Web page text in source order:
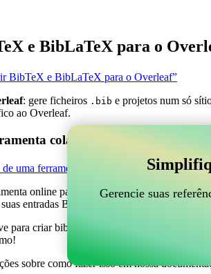
e BibLaTeX para o
BibTeX e BibLaTeX para o Overleaf”
: gere ficheiros .bib e projetos num só
ao Overleaf.
colaborativa online para
uma ferramenta colaborativa online para
online para ajudar a gerenciar suas
entradas BibTeX atualizadas em seu
para criar bibliografias e citações em vários
sobre como fazer isso em nossa
Gerencie suas